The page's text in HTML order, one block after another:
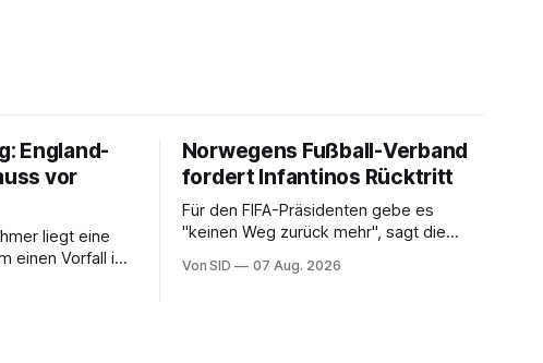
England-
vor
liegt eine
einen Vorfall in
Norwegens Fußball-Verband
fordert Infantinos Rücktritt
Für den FIFA-Präsidenten gebe es
"keinen Weg zurück mehr", sagt die
Von SID 07 Aug. 2026